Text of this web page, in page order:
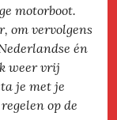
motorboot.
om vervolgens
én
weer vrij
je met je
op de